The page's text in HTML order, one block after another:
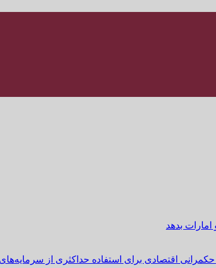
بدهد
اقتصادی برای استفاده حداکثری از